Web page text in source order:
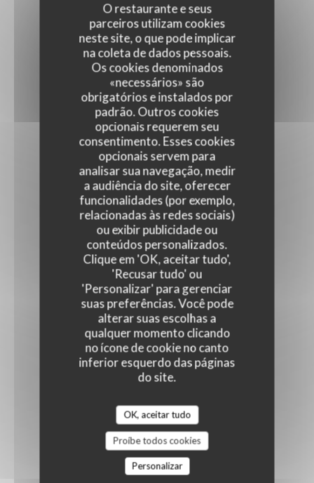
O restaurante e seus
parceiros utilizam cookies
neste site, o que pode implicar
na coleta de dados pessoais.
Os cookies denominados
«necessários» são
obrigatórios e instalados por
padrão. Outros cookies
opcionais requerem seu
consentimento. Esses cookies
opcionais servem para
analisar sua navegação, medir
a audiência do site, oferecer
funcionalidades (por exemplo,
relacionadas às redes sociais)
ou exibir publicidade ou
conteúdos personalizados.
Clique em 'OK, aceitar tudo',
'Recusar tudo' ou
'Personalizar' para gerenciar
suas preferências. Você pode
alterar suas escolhas a
qualquer momento clicando
no ícone de cookie no canto
inferior esquerdo das páginas
do site.
OK, aceitar tudo
Proíbe todos cookies
Personalizar